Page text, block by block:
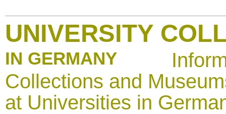
UNIVERSITY
IN GERMANY
Collections and
at Universities in